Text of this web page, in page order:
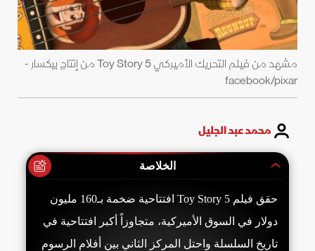
مشهد من فيلم التحريك الأميركي Toy Story 5 من إنتاج بيكسار -
facebook/pixar
محمد عبد الجليل
الخلاصة
حقق فيلم Toy Story 5 افتتاحية ضخمة بـ160 مليون
دولار في السوق الأميركية، متجاوزاً أكبر افتتاحية في
تاريخ السلسلة واحتل المركز الثاني بين أفلام الرسوم